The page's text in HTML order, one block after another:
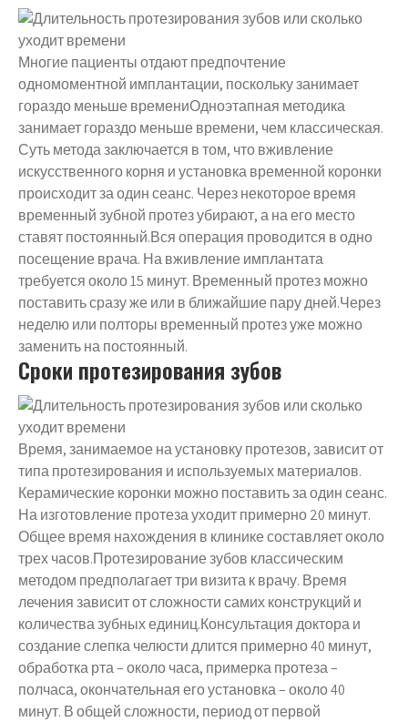
Многие пациенты отдают предпочтение
одномоментной имплантации, поскольку занимает
гораздо меньше времениОдноэтапная методика
занимает гораздо меньше времени, чем классическая.
Суть метода заключается в том, что вживление
искусственного корня и установка временной коронки
происходит за один сеанс. Через некоторое время
временный зубной протез убирают, а на его место
ставят постоянный.Вся операция проводится в одно
посещение врача. На вживление имплантата
требуется около 15 минут. Временный протез можно
поставить сразу же или в ближайшие пару дней.Через
неделю или полторы временный протез уже можно
заменить на постоянный.
Сроки протезирования зубов
Время, занимаемое на установку протезов, зависит от
типа протезирования и используемых материалов.
Керамические коронки можно поставить за один сеанс.
На изготовление протеза уходит примерно 20 минут.
Общее время нахождения в клинике составляет около
трех часов.Протезирование зубов классическим
методом предполагает три визита к врачу. Время
лечения зависит от сложности самих конструкций и
количества зубных единиц.Консультация доктора и
создание слепка челюсти длится примерно 40 минут,
обработка рта – около часа, примерка протеза –
полчаса, окончательная его установка – около 40
минут. В общей сложности, период от первой